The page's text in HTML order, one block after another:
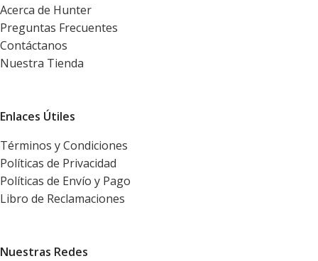
Acerca de Hunter
Preguntas Frecuentes
Contáctanos
Nuestra Tienda
Enlaces Útiles
Términos y Condiciones
Políticas de Privacidad
Políticas de Envío y Pago
Libro de Reclamaciones
Nuestras Redes